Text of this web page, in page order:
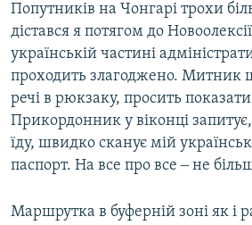
Попутників на Чонгарі трохи
дістався я потягом до
українській частині
проходить злагоджено. Митник
речі в рюкзаку, просить показати
Прикордонник у віконці
їду, швидко сканує мій
паспорт. На все про все ‒ не
Маршрутка в буферній зоні як і